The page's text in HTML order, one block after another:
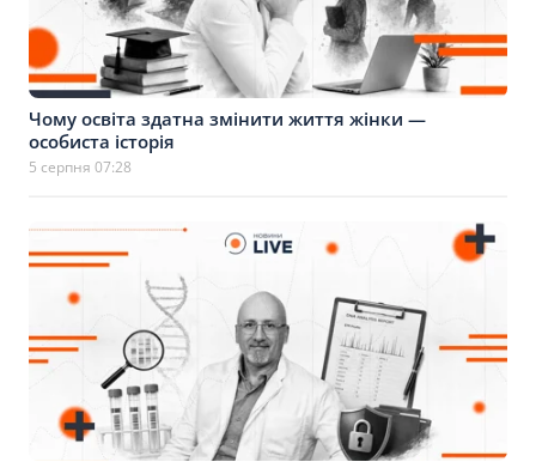
Чому освіта здатна змінити життя жінки —
особиста історія
5 серпня 07:28